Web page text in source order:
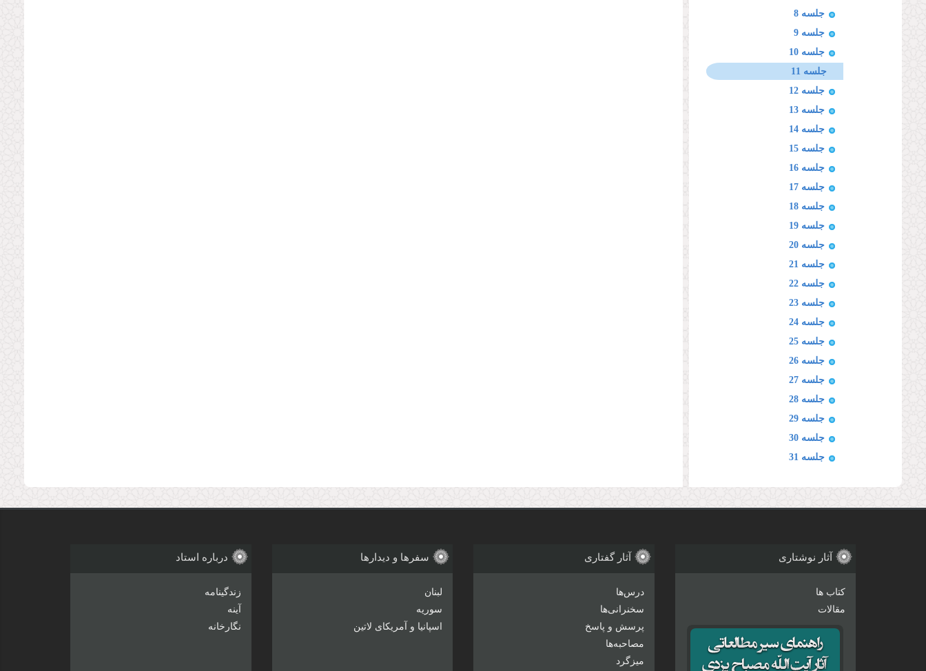
جلسه 8
جلسه 9
جلسه 10
جلسه 11
جلسه 12
جلسه 13
جلسه 14
جلسه 15
جلسه 16
جلسه 17
جلسه 18
جلسه 19
جلسه 20
جلسه 21
جلسه 22
جلسه 23
جلسه 24
جلسه 25
جلسه 26
جلسه 27
جلسه 28
جلسه 29
جلسه 30
جلسه 31
آثار نوشتاری
کتاب ها
مقالات
آثار گفتاری
درس‌ها
سخنرانی‌ها
پرسش و پاسخ
مصاحبه‌ها
میزگرد
سفرها و دیدارها
لبنان
سوریه
اسپانیا و آمریکای لاتین
درباره استاد
زندگینامه
آینه
نگارخانه